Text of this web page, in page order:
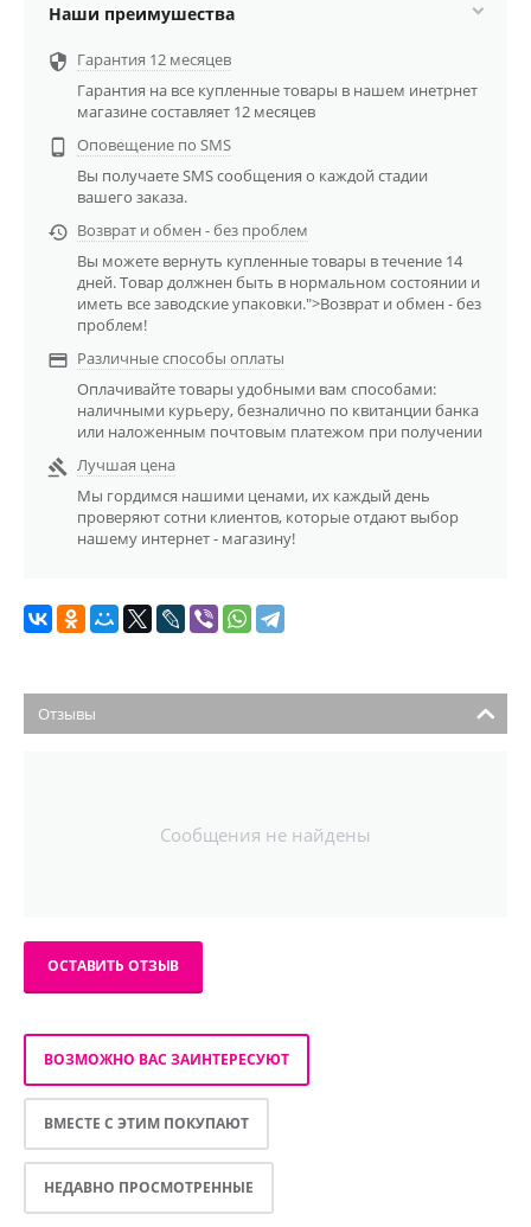
Наши преимушества
 Гарантия 12 месяцев
Гарантия на все купленные товары в нашем инетрнет
магазине составляет 12 месяцев

Оповещение по SMS
Вы получаете SMS сообщения о каждой стадии
вашего заказа.
 Возврат и обмен - без проблем
Вы можете вернуть купленные товары в течение 14
дней. Товар должнен быть в нормальном состоянии и
иметь все заводские упаковки.">Возврат и обмен - без
проблем!
 Различные способы оплаты
Оплачивайте товары удобными вам способами:
наличными курьеру, безналично по квитанции банка
или наложенным почтовым платежом при получении

Лучшая цена
Мы гордимся нашими ценами, их каждый день
проверяют сотни клиентов, которые отдают выбор
нашему интернет - магазину!
Отзывы
Сообщения не найдены
ОСТАВИТЬ ОТЗЫВ
ВОЗМОЖНО ВАС ЗАИНТЕРЕСУЮТ
ВМЕСТЕ С ЭТИМ ПОКУПАЮТ
НЕДАВНО ПРОСМОТРЕННЫЕ